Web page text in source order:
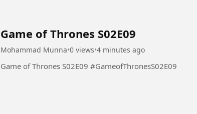
Game of Thrones S02E09
Mohammad Munna•0 views•4 minutes ago
Game of Thrones S02E09 #GameofThronesS02E09